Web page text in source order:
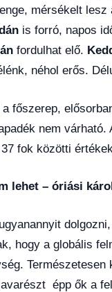
mérsékelt lesz
is forró, napos
fordulhat elő.
néhol erős.
főszerep,
nem
fok közötti
lehet – óriási
hogy a globális
Természetesen
épp ők a